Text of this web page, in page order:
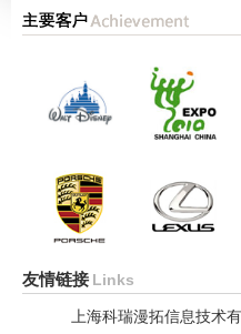
友情链接 Links
上海科瑞漫拓信息技术